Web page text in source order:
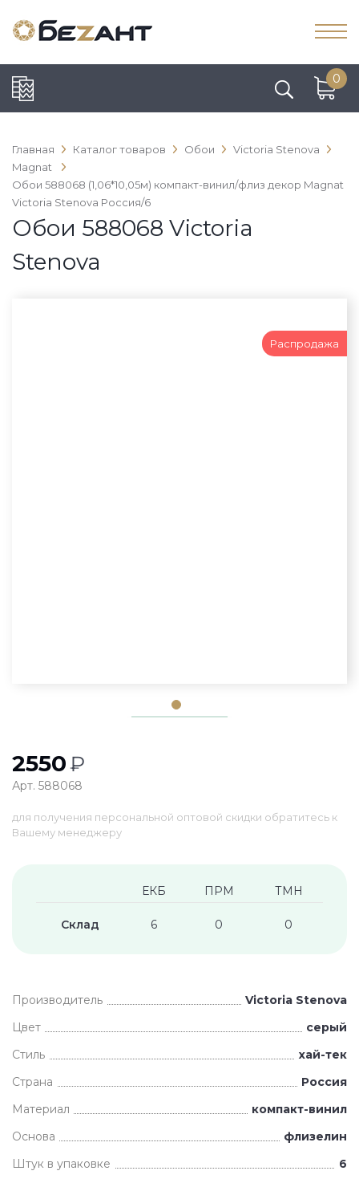
0
Главная Каталог товаров Обои
Victoria Stenova
Magnat
Обои 588068 (1,06*10,05м) компакт-винил/флиз декор Magnat
Victoria Stenova Россия/6
Обои 588068 Victoria
Stenova
Распродажа
2550₽
Арт. 588068
для получения персональной оптовой скидки обратитесь к
Вашему менеджеру
ЕКБ ПРМ ТМН
Склад 6 0 0
Производитель
Victoria Stenova
Цвет
серый
Стиль
хай-тек
Страна
Россия
Материал
компакт-винил
Основа
флизелин
Штук в упаковке
6